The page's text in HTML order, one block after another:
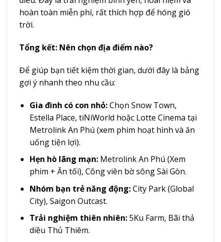
hoàn toàn miễn phí, rất thích hợp để hóng gió
trời.
Tổng kết: Nên chọn địa điểm nào?
Để giúp bạn tiết kiệm thời gian, dưới đây là bảng
gợi ý nhanh theo nhu cầu:
Gia đình có con nhỏ:Chọn Snow Town,
Estella Place, tiNiWorld hoặc Lotte Cinema tại
Metrolink An Phú (xem phim hoạt hình và ăn
uống tiện lợi).
Hẹn hò lãng mạn:Metrolink An Phú (Xem
phim + Ăn tối), Công viên bờ sông Sài Gòn.
Nhóm bạn trẻ năng động:City Park (Global
City), Saigon Outcast.
Trải nghiệm thiên nhiên:5Ku Farm, Bãi thả
diều Thủ Thiêm.